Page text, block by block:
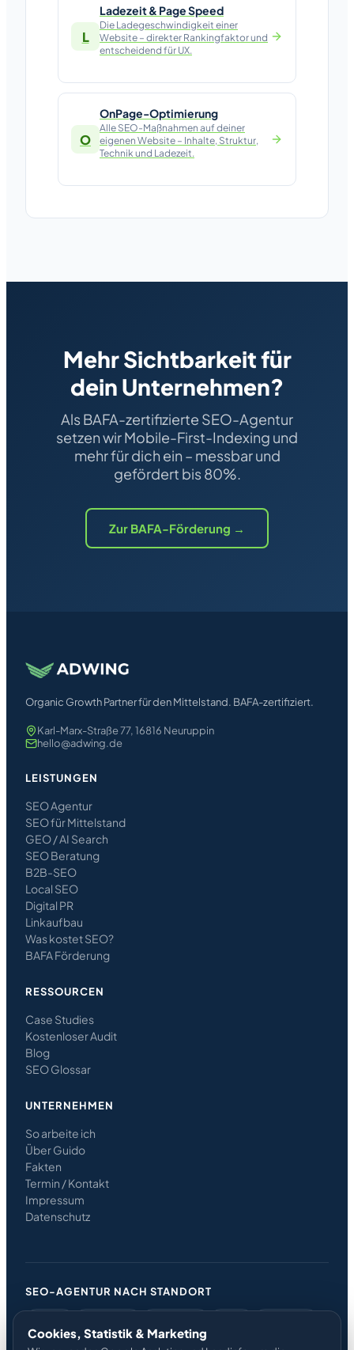
L
Ladezeit & Page Speed
Die Ladegeschwindigkeit einer
Website – direkter Rankingfaktor und
entscheidend für UX.
O
OnPage-Optimierung
Alle SEO-Maßnahmen auf deiner
eigenen Website – Inhalte, Struktur,
Technik und Ladezeit.
Mehr Sichtbarkeit für
dein Unternehmen?
Als BAFA-zertifizierte SEO-Agentur
setzen wir Mobile-First-Indexing und
mehr für dich ein – messbar und
gefördert bis 80%.
Zur BAFA-Förderung →
Organic Growth Partner für den Mittelstand. BAFA-zertifiziert.
Karl-Marx-Straße 77, 16816 Neuruppin
hello@adwing.de
LEISTUNGEN
SEO Agentur
SEO für Mittelstand
GEO / AI Search
SEO Beratung
B2B-SEO
Local SEO
Digital PR
Linkaufbau
Was kostet SEO?
BAFA Förderung
RESSOURCEN
Case Studies
Kostenloser Audit
Blog
SEO Glossar
UNTERNEHMEN
So arbeite ich
Über Guido
Fakten
Termin / Kontakt
Impressum
Datenschutz
SEO-AGENTUR NACH STANDORT
München
Düsseldorf Leipzig
Cookies, Statistik & Marketing